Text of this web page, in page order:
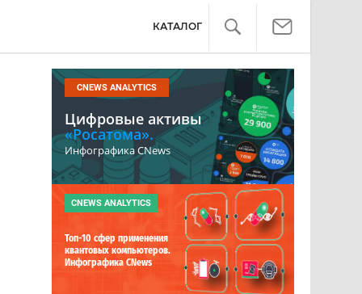
КАТАЛОГ
CNEWS ANALYTICS
Цифровые активы
«Росатома».
Инфографика CNews
CNEWS ANALYTICS
Топ-10 сфер применения
квантовых компьютеров.
Инфографика CNews